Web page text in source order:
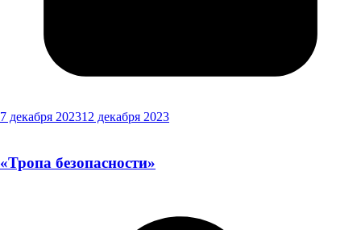
7 декабря 202312 декабря 2023
«Тропа безопасности»